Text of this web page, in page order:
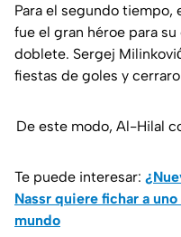
Para el segundo tiempo,
fue el gran héroe para
doblete. Sergej
fiestas de goles y
De este modo, Al-Hilal
Te puede interesar:
Nassr quiere fichar a
mundo